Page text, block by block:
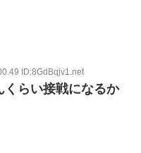
ID:8GdBqjv1.net
らい接戦になるか